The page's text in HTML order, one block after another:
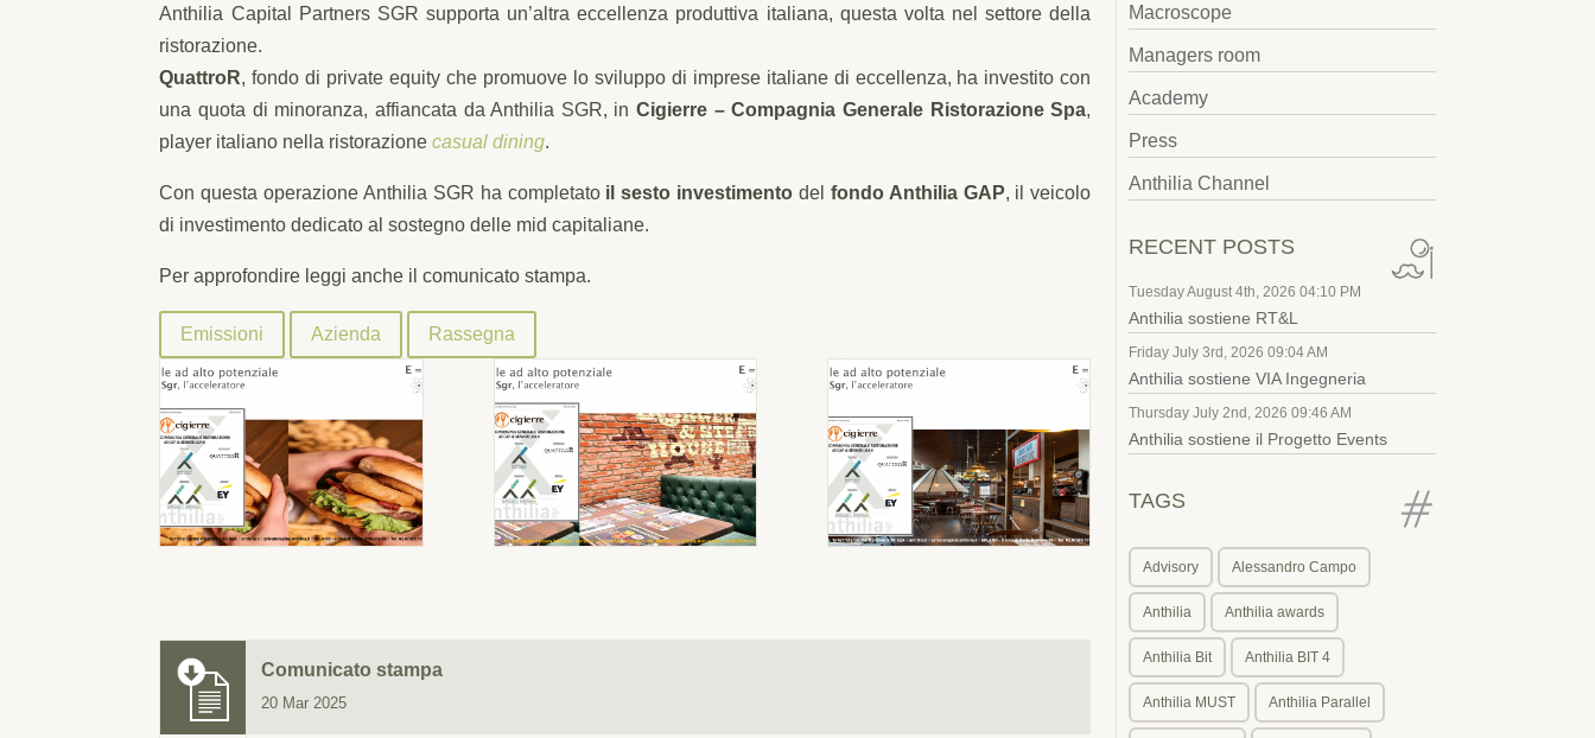
Anthilia Capital Partners SGR supporta un’altra eccellenza produttiva italiana, questa volta nel settore della
ristorazione.
QuattroR, fondo di private equity che promuove lo sviluppo di imprese italiane di eccellenza, ha investito con
una quota di minoranza, affiancata da Anthilia SGR, inCigierre – Compagnia Generale Ristorazione Spa,
player italiano nella ristorazionecasual dining.
Con questa operazione Anthilia SGR ha completato il sesto investimento del fondo Anthilia GAP, il veicolo
di investimento dedicato al sostegno delle mid capitaliane.
Per approfondire leggi anche il comunicato stampa.
Emissioni Azienda Rassegna
Comunicato stampa
20 Mar 2025
Macroscope
Managers room
Academy
Press
Anthilia Channel
RECENT POSTS
Tuesday August 4th, 2026 04:10 PM
Anthilia sostiene RT&L
Friday July 3rd, 2026 09:04 AM
Anthilia sostiene VIA Ingegneria
Thursday July 2nd, 2026 09:46 AM
Anthilia sostiene il Progetto Events
TAGS
Advisory Alessandro Campo
Anthilia Anthilia awards
Anthilia Bit Anthilia BIT 4
Anthilia MUST Anthilia Parallel